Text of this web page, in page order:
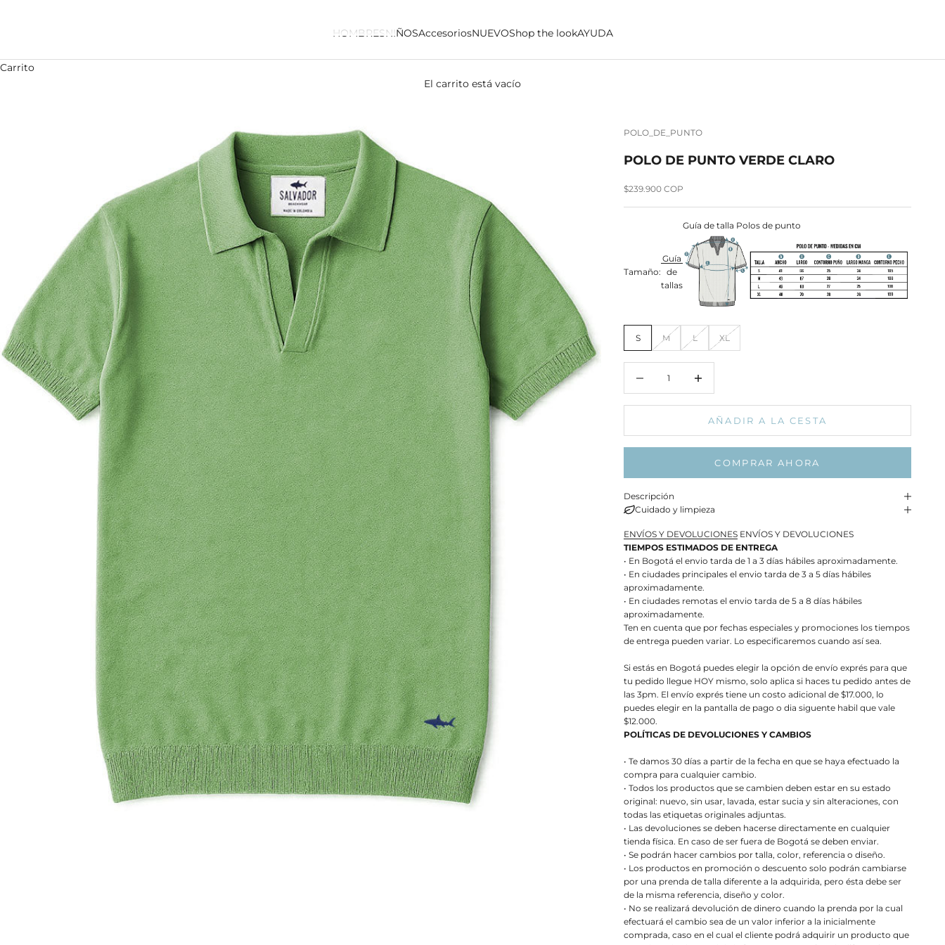
HOMBRESNIÑOSAccesoriosNUEVOShop the lookAYUDA
Carrito
El carrito está vacío
POLO_DE_PUNTO
POLO DE PUNTO VERDE CLARO
Precio de oferta
$239.900 COP
Tamaño:
Guía
de
tallas
Guía de talla Polos de punto
S M L XL
AÑADIR A LA CESTA
COMPRAR AHORA
Descripción
Cuidado y limpieza
ENVÍOS Y DEVOLUCIONES ENVÍOS Y DEVOLUCIONES
TIEMPOS ESTIMADOS DE ENTREGA
• En Bogotá el envio tarda de 1 a 3 días hábiles aproximadamente.
• En ciudades principales el envio tarda de 3 a 5 días hábiles
aproximadamente.
• En ciudades remotas el envio tarda de 5 a 8 días hábiles
aproximadamente.
Ten en cuenta que por fechas especiales y promociones los tiempos
de entrega pueden variar. Lo especificaremos cuando así sea.
Si estás en Bogotá puedes elegir la opción de envío exprés para que
tu pedido llegue HOY mismo, solo aplica si haces tu pedido antes de
las 3pm. El envío exprés tiene un costo adicional de $17.000, lo
puedes elegir en la pantalla de pago o dia siguente habil que vale
$12.000.
POLÍTICAS DE DEVOLUCIONES Y CAMBIOS
• Te damos 30 días a partir de la fecha en que se haya efectuado la
compra para cualquier cambio.
• Todos los productos que se cambien deben estar en su estado
original: nuevo, sin usar, lavada, estar sucia y sin alteraciones, con
todas las etiquetas originales adjuntas.
• Las devoluciones se deben hacerse directamente en cualquier
tienda física. En caso de ser fuera de Bogotá se deben enviar.
• Se podrán hacer cambios por talla, color, referencia o diseño.
• Los productos en promoción o descuento solo podrán cambiarse
por una prenda de talla diferente a la adquirida, pero ésta debe ser
de la misma referencia, diseño y color.
• No se realizará devolución de dinero cuando la prenda por la cual
efectuará el cambio sea de un valor inferior a la inicialmente
comprada, caso en el cual el cliente podrá adquirir un producto que